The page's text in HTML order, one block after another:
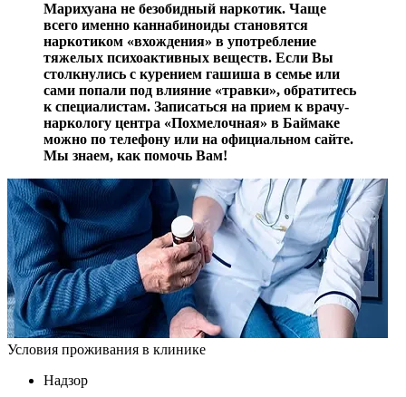
Марихуана не безобидный наркотик. Чаще
всего именно каннабиноиды становятся
наркотиком «вхождения» в употребление
тяжелых психоактивных веществ. Если Вы
столкнулись с курением гашиша в семье или
сами попали под влияние «травки», обратитесь
к специалистам. Записаться на прием к врачу-
наркологу центра «Похмелочная» в Баймаке
можно по телефону или на официальном сайте.
Мы знаем, как помочь Вам!
Условия проживания в клинике
Надзор